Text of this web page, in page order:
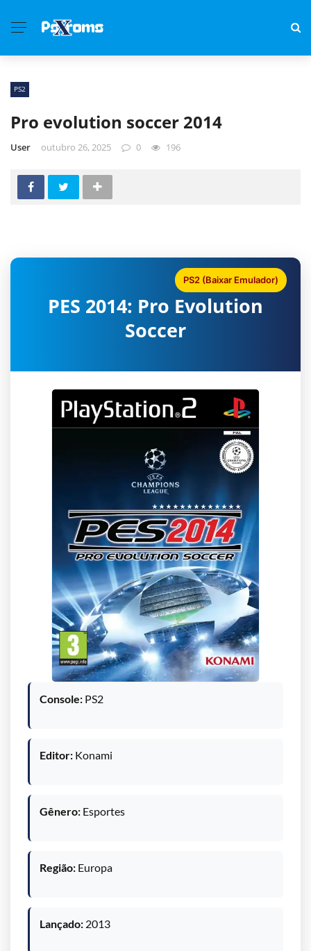
PS2
Pro evolution soccer 2014
User outubro 26, 2025 0 196
PES 2014: Pro Evolution
Soccer
PS2 (Baixar Emulador)
Console: PS2
Editor: Konami
Gênero: Esportes
Região: Europa
Lançado: 2013